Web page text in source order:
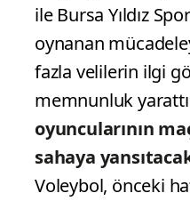
ile Bursa Yıldız
oynanan
fazla velilerin ilgi
memnunluk
oyuncularının
sahaya
Voleybol, önceki